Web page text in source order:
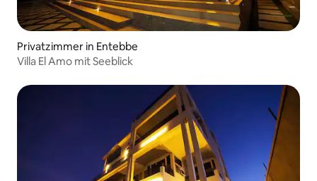
Privatzimmer in Entebbe
Villa El Amo mit Seeblick